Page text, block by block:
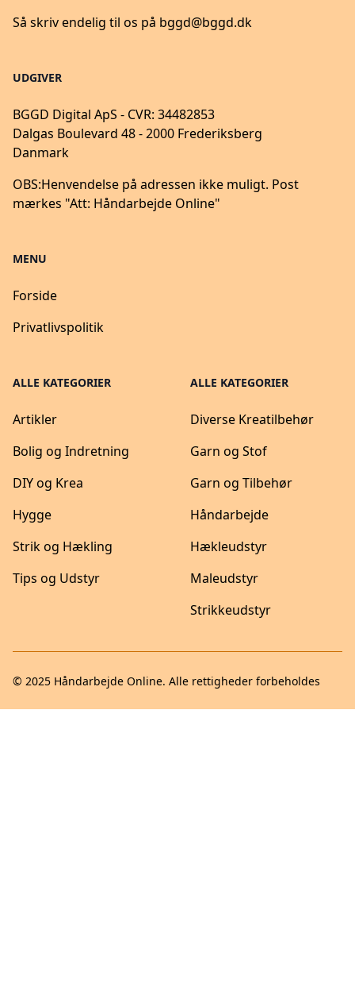
Så skriv endelig til os på bggd@bggd.dk
UDGIVER
BGGD Digital ApS - CVR: 34482853
Dalgas Boulevard 48 - 2000 Frederiksberg
Danmark
OBS:Henvendelse på adressen ikke muligt. Post
mærkes "Att: Håndarbejde Online"
MENU
Forside
Privatlivspolitik
ALLE KATEGORIER
Artikler
Bolig og Indretning
DIY og Krea
Hygge
Strik og Hækling
Tips og Udstyr
ALLE KATEGORIER
Diverse Kreatilbehør
Garn og Stof
Garn og Tilbehør
Håndarbejde
Hækleudstyr
Maleudstyr
Strikkeudstyr
© 2025 Håndarbejde Online. Alle rettigheder forbeholdes